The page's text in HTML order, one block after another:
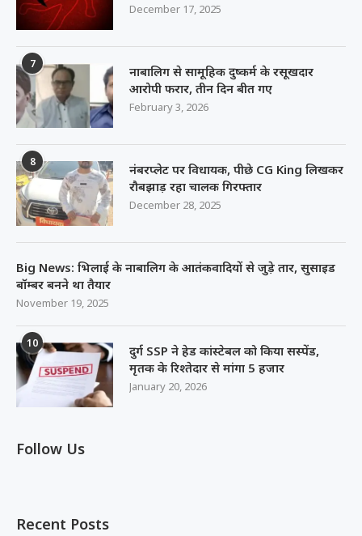
December 17, 2025
7
नाबालिग से सामूहिक दुष्कर्म के रसूखदार
आरोपी फरार, तीन दिन बीत गए
February 3, 2026
8
नंबरप्लेट पर विधायक, पीछे CG King लिखकर
रौबझाड़ रहा चालक गिरफ्तार
December 28, 2025
Big News: भिलाई के नाबालिग के आतंकवादियों से जुड़े तार, सुसाइड
बॉम्बर बनने था तैयार
November 19, 2025
10
दुर्ग SSP ने हेड कांस्टेबल को किया सस्पेंड,
मृतक के रिश्तेदार से मांगा 5 हजार
January 20, 2026
Follow Us
Recent Posts